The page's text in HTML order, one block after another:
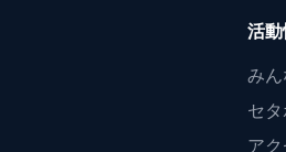
活
み
セ
ア